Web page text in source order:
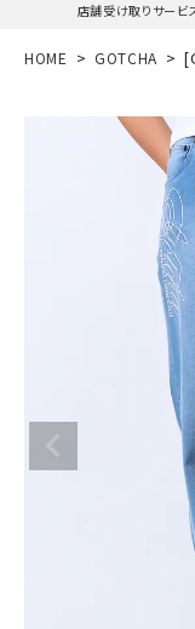
店舗受け取りサービ
新規会員登録｜ログ
ご利用ガイド
ブランドメ
スタイリング
HOME GOTCHA